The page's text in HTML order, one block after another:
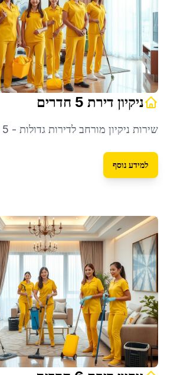
ניקיון דירת 5 חדרים
שירות ניקיון מורחב לדירות גדולות - 5 חדרים ומעלה
למידע נוסף